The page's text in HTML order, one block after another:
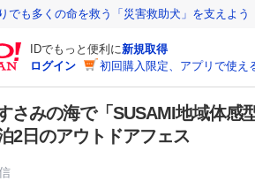
でも多くの命を救う「災害救助犬」を支えよう
IDでもっと便利に新規取得
ログイン
初回購入限定、アプリで使え
さみの海で「SUSAMI地域体感
2日のアウトドアフェス